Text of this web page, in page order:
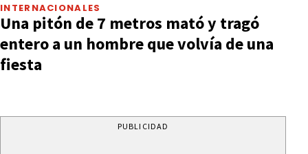
INTERNACIONALES
Una pitón de 7 metros mató y tragó
entero a un hombre que volvía de una
fiesta
PUBLICIDAD